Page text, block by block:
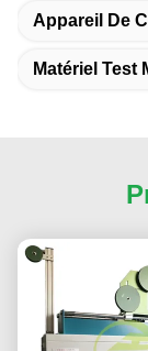
Appareil De
Matériel Test